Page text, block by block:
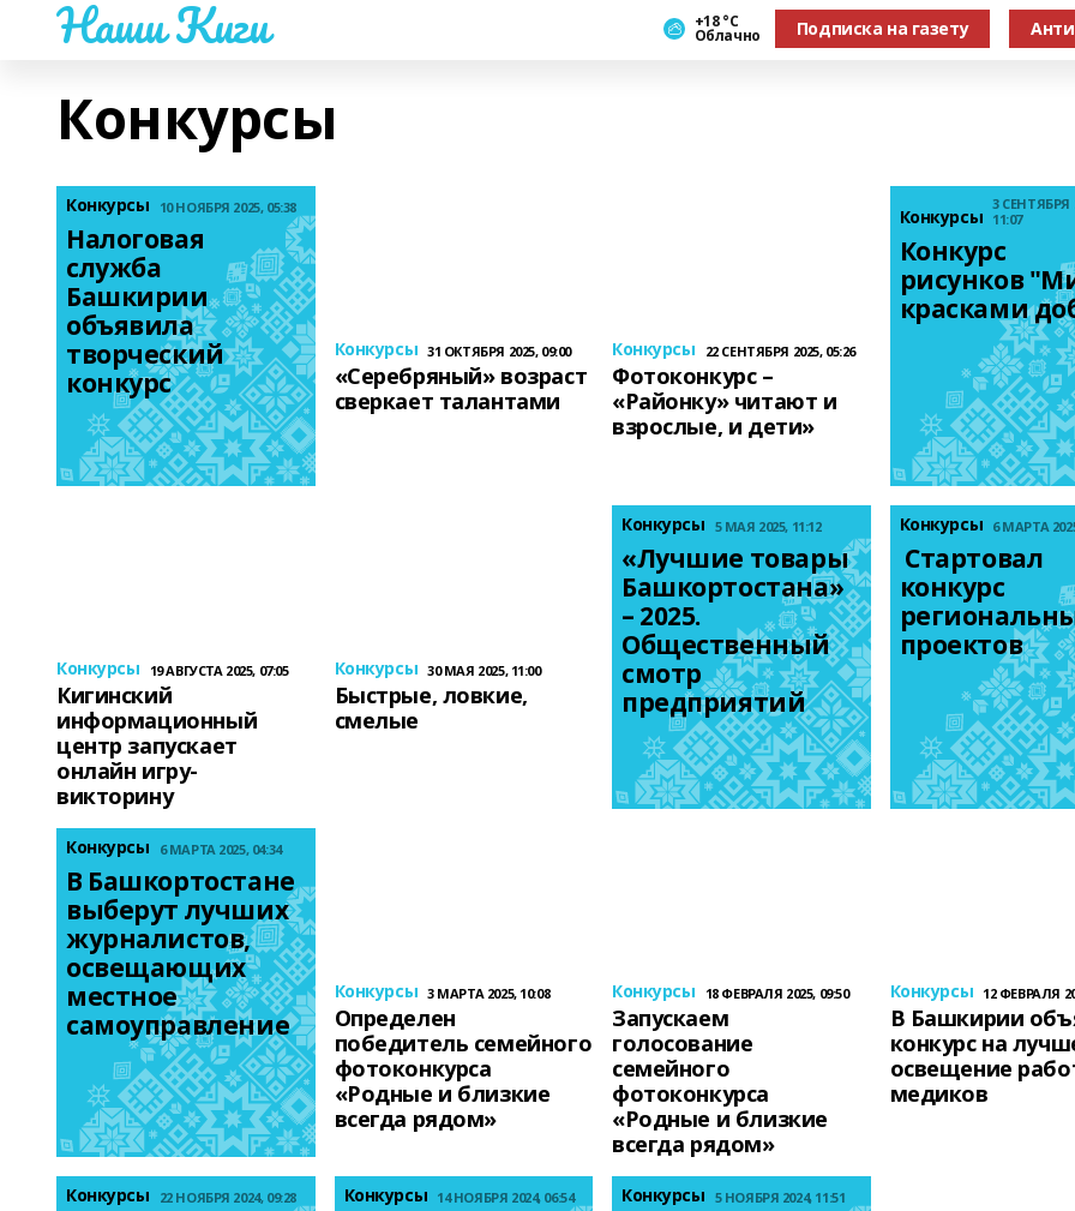
Наши Киги +18 °С
Облачно Подписка на газету
Конкурсы
Конкурсы 10 НОЯБРЯ 2025, 05:38
Налоговая
служба
Башкирии
объявила
творческий
конкурс
Конкурсы 31 ОКТЯБРЯ 2025, 09:00
«Серебряный» возраст
сверкает талантами
Конкурсы 22 СЕНТЯБРЯ 2025, 05:26
Фотоконкурс –
«Районку» читают и
взрослые, и дети»
Конкурсы
3 СЕНТЯБРЯ
11:07
Конкурс
рисунков
красками
Конкурсы 19 АВГУСТА 2025, 07:05
Кигинский
информационный
центр запускает
онлайн игру-
викторину
Конкурсы 30 МАЯ 2025, 11:00
Быстрые, ловкие,
смелые
Конкурсы 5 МАЯ 2025, 11:12
«Лучшие товары
Башкортостана»
– 2025.
Общественный
смотр
предприятий
Конкурсы 6 МАРТА
конкурс
проектов
Конкурсы 6 МАРТА 2025, 04:34
В Башкортостане
выберут лучших
журналистов,
освещающих
местное
самоуправление
Конкурсы 3 МАРТА 2025, 10:08
Определен
победитель семейного
фотоконкурса
«Родные и близкие
всегда рядом»
Конкурсы 18 ФЕВРАЛЯ 2025, 09:50
Запускаем
голосование
семейного
фотоконкурса
«Родные и близкие
всегда рядом»
Конкурсы 12 ФЕВРАЛЯ
В Башкирии
конкурс на
освещение
медиков
Конкурсы 22 НОЯБРЯ 2024, 09:28 Конкурсы 14 НОЯБРЯ 2024, 06:54 Конкурсы 5 НОЯБРЯ 2024, 11:51